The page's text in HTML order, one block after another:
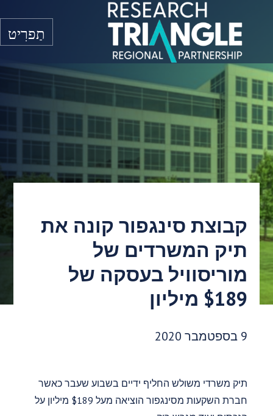
תַפרִיט
קבוצת סינגפור קונה את
תיק המשרדים של
מוריסוויל בעסקה של
$189 מיליון
תאריך פרסום:
9 בספטמבר 2020
תיק משרדי משולש החליף ידיים בשבוע שעבר כאשר
חברת השקעות מסינגפור הוציאה מעל $189 מיליון על